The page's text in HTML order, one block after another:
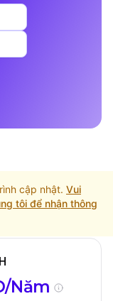
cập nhật. Vui
tôi để nhận thông
Kỳ nhập học
Năm